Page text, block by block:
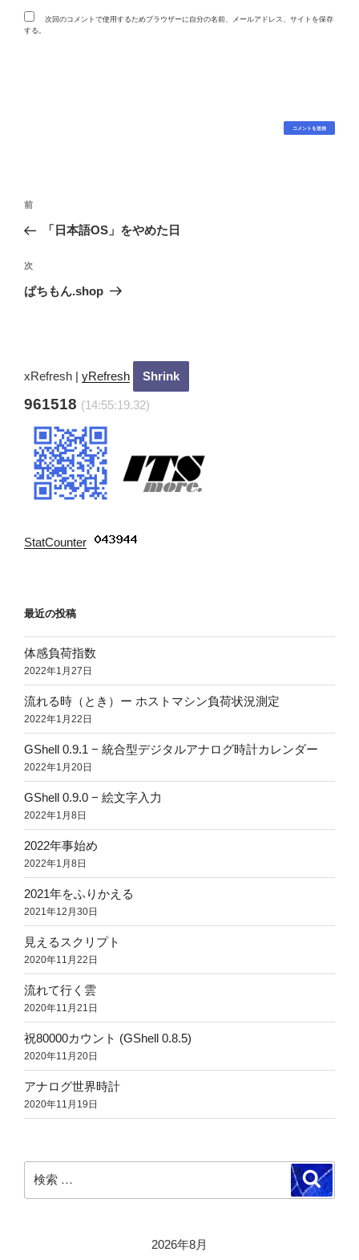
次回のコメントで使用するためブラウザーに自分の名前、メールアドレス、サイトを保存
する。
投
ナ
ビ
ゲ
ン
過
去
投
稿
前
「日本語OS」をやめた日
次
の
次
ぱちもん.shop
xRefresh | yRefresh
961518 (14:55:20.32)
StatCounter
最近の投稿
体感負荷指数
2022年1月27日
流れる時（とき）ー ホストマシン負荷状況測定
2022年1月22日
GShell 0.9.1 − 統合型デジタルアナログ時計カレンダー
2022年1月20日
GShell 0.9.0 − 絵文字入力
2022年1月8日
2022年事始め
2022年1月8日
2021年をふりかえる
2021年12月30日
見えるスクリプト
2020年11月22日
流れて行く雲
2020年11月21日
祝80000カウント (GShell 0.8.5)
2020年11月20日
アナログ世界時計
2020年11月19日
索:
検
索
2026年8月